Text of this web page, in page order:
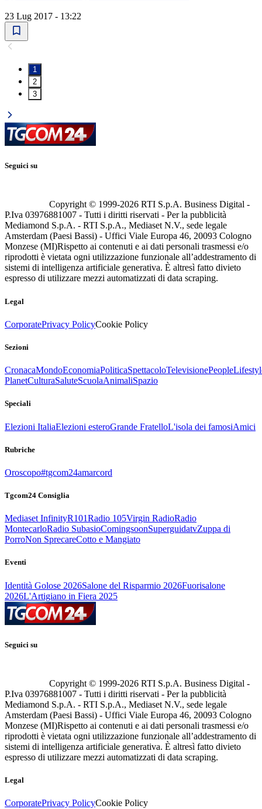
23 Lug 2017 - 13:22
1
2
3
Seguici su
Copyright © 1999-2026 RTI S.p.A. Business Digital -
P.Iva 03976881007 - Tutti i diritti riservati - Per la pubblicità
Mediamond S.p.A. - RTI S.p.A., Mediaset N.V., sede legale
Amsterdam (Paesi Bassi) - Uffici Viale Europa 46, 20093 Cologno
Monzese (MI)Rispetto ai contenuti e ai dati personali trasmessi e/o
riprodotti è vietata ogni utilizzazione funzionale all’addestramento di
sistemi di intelligenza artificiale generativa. È altresì fatto divieto
espresso di utilizzare mezzi automatizzati di data scraping.
Legal
CorporatePrivacy PolicyCookie Policy
Sezioni
CronacaMondoEconomiaPoliticaSpettacoloTelevisionePeople
PlanetCulturaSaluteScuolaAnimaliSpazio
Speciali
Elezioni ItaliaElezioni esteroGrande FratelloL'isola dei famosiAmici
Rubriche
Oroscopo#tgcom24amarcord
Tgcom24 Consiglia
Mediaset InfinityR101Radio 105Virgin RadioRadio
MontecarloRadio SubasioComingsoonSuperguidatvZuppa di
PorroNon SprecareCotto e Mangiato
Eventi
Identità Golose 2026Salone del Risparmio 2026Fuorisalone
2026L'Artigiano in Fiera 2025
Seguici su
Copyright © 1999-2026 RTI S.p.A. Business Digital -
P.Iva 03976881007 - Tutti i diritti riservati - Per la pubblicità
Mediamond S.p.A. - RTI S.p.A., Mediaset N.V., sede legale
Amsterdam (Paesi Bassi) - Uffici Viale Europa 46, 20093 Cologno
Monzese (MI)Rispetto ai contenuti e ai dati personali trasmessi e/o
riprodotti è vietata ogni utilizzazione funzionale all’addestramento di
sistemi di intelligenza artificiale generativa. È altresì fatto divieto
espresso di utilizzare mezzi automatizzati di data scraping.
Legal
CorporatePrivacy PolicyCookie Policy